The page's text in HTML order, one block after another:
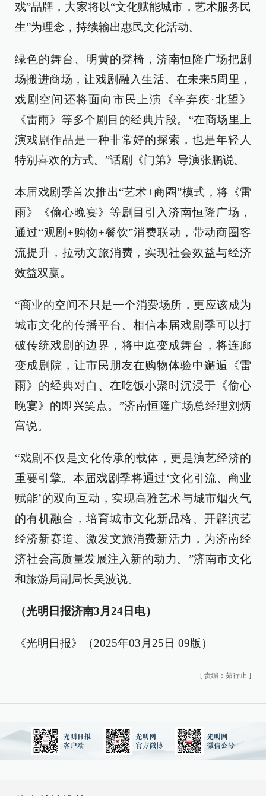
戏”品牌，大家将以“文化赋能城市，艺术服务民
生”为理念，持续输出惠民文化活动。
绿色的舞台、明黄的凳椅，济南恒隆广场把剧
场搬进商场，让戏剧融入生活。在未来5周里，
戏剧空间还将面向市民上演《辛弃疾·北望》
《雷雨》等多个剧目的经典片段。“在商场里上
演戏剧作品是一种非常好的探索，也是年轻人
特别喜欢的方式。”话剧《门第》导演张鹏说。
本届戏剧季首次推出“艺术+商圈”模式，将《雷
雨》《偷心晚宴》等剧目引入济南恒隆广场，
通过“观剧+购物+餐饮”消费联动，带动商圈客
流提升，拉动文旅消费，实现社会效益与经济
效益双赢。
“商业的空间不只是一个消费场所，更应该成为
城市文化的传播平台。相信本届戏剧季可以打
破传统戏剧的边界，将中庭变成舞台，将连廊
变成剧院，让市民朋友在购物体验中邂逅《雷
雨》的经典对白、在吃饭小聚时沉浸于《偷心
晚宴》的即兴笑点。”济南恒隆广场总经理刘炳
富说。
“戏剧不仅是文化传承的载体，更是演艺经济的
重要引擎。本届戏剧季将通过‘文化引流、商业
赋能’的双向互动，实现高雅艺术与城市烟火气
的有机融合，培育城市文化新品格、开辟演艺
经济新赛道、激发文旅消费新活力，为济南经
济社会高质量发展注入新的动力。”济南市文化
和旅游局副局长吴波说。
（光明日报济南3月24日电）
《光明日报》（2025年03月25日 09版）
[ 责编：茹行止 ]